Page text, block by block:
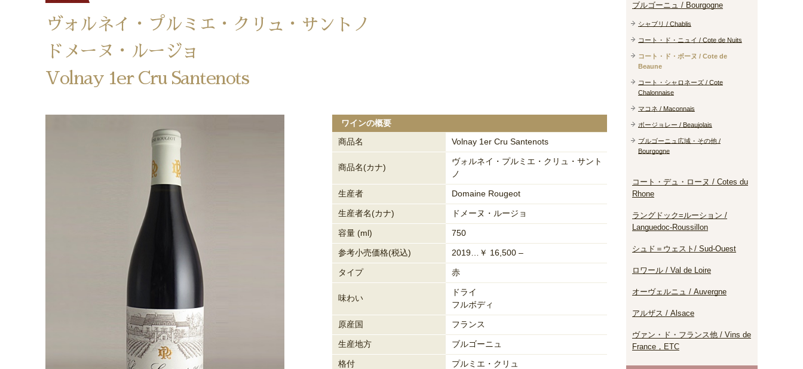
ヴォルネイ・プルミエ・クリュ・サントノ
ドメーヌ・ルージョ
Volnay 1er Cru Santenots
ワインの概要
商品名
Volnay 1er Cru Santenots
商品名(カナ)
ヴォルネイ・プルミエ・クリュ・サント
ノ
生産者 Domaine Rougeot
生産者名(カナ) ドメーヌ・ルージョ
容量 (ml) 750
参考小売価格(税込) 2019…￥ 16,500 –
タイプ 赤
味わい
ドライ
フルボディ
原産国 フランス
生産地方 ブルゴーニュ
格付 プルミエ・クリュ
ブルゴーニュ / Bourgogne
シャブリ / Chablis
コート・ド・ニュイ / Cote de Nuits
コート・ド・ボーヌ / Cote de
Beaune
コート・シャロネーズ / Cote
Chalonnaise
マコネ / Maconnais
ボージョレー / Beaujolais
ブルゴーニュ広域・その他 /
Bourgogne
コート・デュ・ローヌ / Cotes du
Rhone
ラングドック=ルーション /
Languedoc-Roussillon
シュド＝ウェスト/ Sud-Ouest
ロワール / Val de Loire
オーヴェルニュ / Auvergne
アルザス / Alsace
ヴァン・ド・フランス他 / Vins de
France，ETC